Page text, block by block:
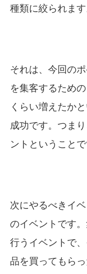
種類に絞られます
それは、今回の
を集客するため
くらい増えたか
成功です。つま
ントということで
次にやるべきイ
のイベントです
行うイベントで
品を買ってもら